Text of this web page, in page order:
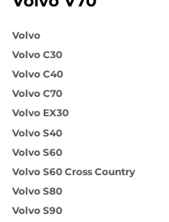
Volvo
Volvo C30
Volvo C40
Volvo C70
Volvo EX30
Volvo S40
Volvo S60
Volvo S60 Cross Country
Volvo S80
Volvo S90